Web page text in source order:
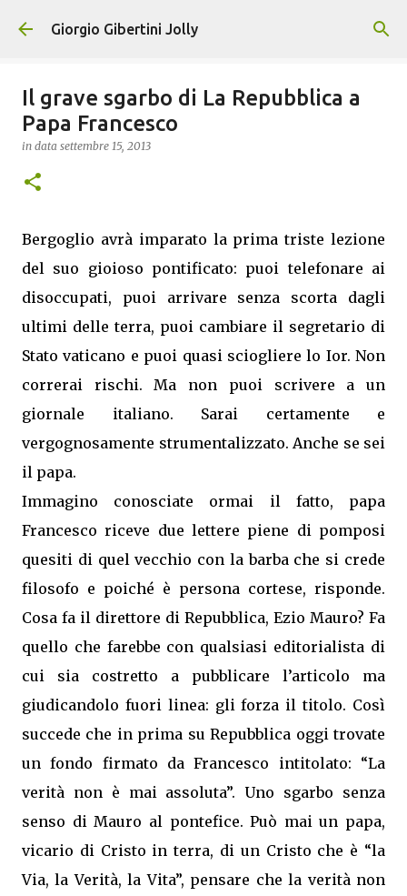
Passa ai contenuti principali
Giorgio Gibertini Jolly
Il grave sgarbo di La Repubblica a
Papa Francesco
in data settembre 15, 2013
Bergoglio avrà imparato la prima triste lezione
del suo gioioso pontificato: puoi telefonare ai
disoccupati, puoi arrivare senza scorta dagli
ultimi delle terra, puoi cambiare il segretario di
Stato vaticano e puoi quasi sciogliere lo Ior. Non
correrai rischi. Ma non puoi scrivere a un
giornale italiano. Sarai certamente e
vergognosamente strumentalizzato. Anche se sei
il papa.
Immagino conosciate ormai il fatto, papa
Francesco riceve due lettere piene di pomposi
quesiti di quel vecchio con la barba che si crede
filosofo e poiché è persona cortese, risponde.
Cosa fa il direttore di Repubblica, Ezio Mauro? Fa
quello che farebbe con qualsiasi editorialista di
cui sia costretto a pubblicare l’articolo ma
giudicandolo fuori linea: gli forza il titolo. Così
succede che in prima su Repubblica oggi trovate
un fondo firmato da Francesco intitolato: “La
verità non è mai assoluta”. Uno sgarbo senza
senso di Mauro al pontefice. Può mai un papa,
vicario di Cristo in terra, di un Cristo che è “la
Via, la Verità, la Vita”, pensare che la verità non